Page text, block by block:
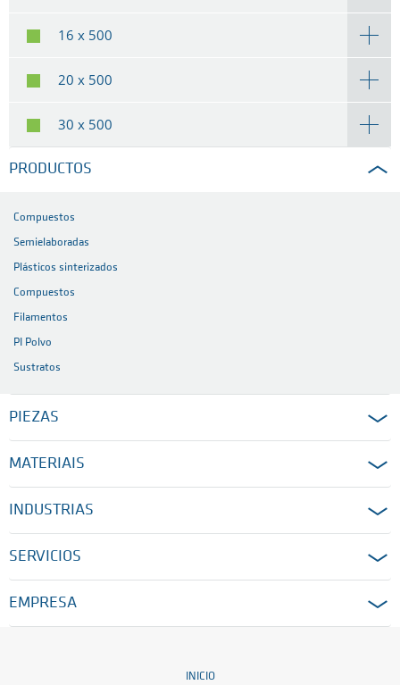
16 x 500
20 x 500
30 x 500
PRODUCTOS
Compuestos
Semielaboradas
Plásticos sinterizados
Compuestos
Filamentos
PI Polvo
Sustratos
PIEZAS
MATERIAIS
INDUSTRIAS
SERVICIOS
EMPRESA
INICIO